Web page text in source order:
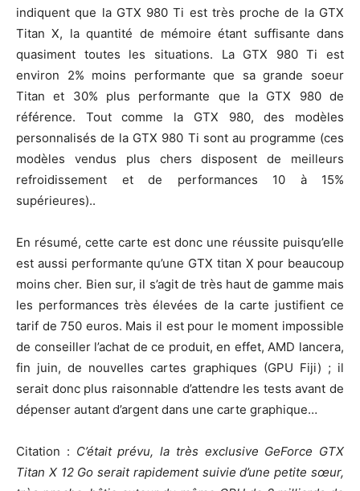
indiquent que la GTX 980 Ti est très proche de la GTX
Titan X, la quantité de mémoire étant suffisante dans
quasiment toutes les situations. La GTX 980 Ti est
environ 2% moins performante que sa grande soeur
Titan et 30% plus performante que la GTX 980 de
référence. Tout comme la GTX 980, des modèles
personnalisés de la GTX 980 Ti sont au programme (ces
modèles vendus plus chers disposent de meilleurs
refroidissement et de performances 10 à 15%
supérieures)..
En résumé, cette carte est donc une réussite puisqu’elle
est aussi performante qu’une GTX titan X pour beaucoup
moins cher. Bien sur, il s’agit de très haut de gamme mais
les performances très élevées de la carte justifient ce
tarif de 750 euros. Mais il est pour le moment impossible
de conseiller l’achat de ce produit, en effet, AMD lancera,
fin juin, de nouvelles cartes graphiques (GPU Fiji) ; il
serait donc plus raisonnable d’attendre les tests avant de
dépenser autant d’argent dans une carte graphique…
Citation : C’était prévu, la très exclusive GeForce GTX
Titan X 12 Go serait rapidement suivie d’une petite sœur,